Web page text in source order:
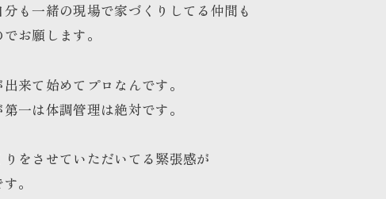
も一緒の現場で家づくりしてる仲間も
お願します。
来て始めてプロなんです。
一は体調管理は絶対です。
をさせていただいてる緊張感が
。